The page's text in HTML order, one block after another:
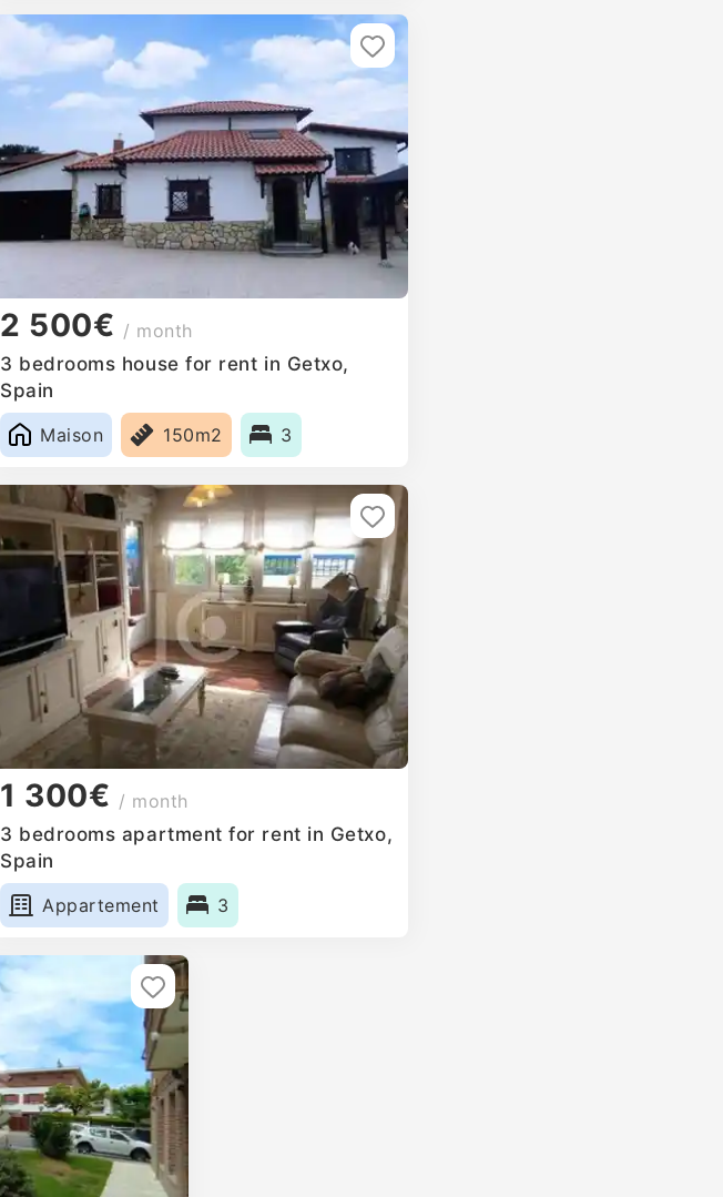
2 500€ / month
3 bedrooms house for rent in Getxo,
Spain
Maison
150m2 3
1 300€ / month
3 bedrooms apartment for rent in Getxo,
Spain
Appartement
3